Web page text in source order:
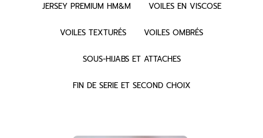
JERSEY PREMIUM HM&M VOILES EN VISCOSE
VOILES TEXTURÉS VOILES OMBRÉS
SOUS-HIJABS ET ATTACHES
FIN DE SERIE ET SECOND CHOIX